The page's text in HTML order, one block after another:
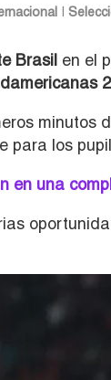
Brasil en el
minutos
para los
en una